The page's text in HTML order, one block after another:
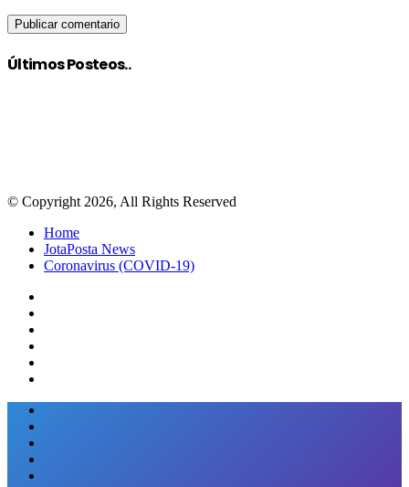
Últimos Posteos..
© Copyright 2026, All Rights Reserved
Home
JotaPosta News
Coronavirus (COVID-19)
Facebook
Twitter
Google+
WhatsApp
Telegram
Viber
Close